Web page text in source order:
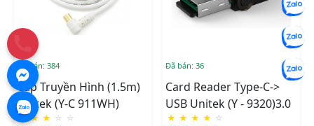
Đã bán: 384
Cáp Truyền Hình (1.5m)
Unitek (Y-C 911WH)
★ ★ ★ ☆ ☆
Đã bán: 36
Card Reader Type-C->
USB Unitek (Y - 9320)3.0
★ ★ ★ ★ ☆